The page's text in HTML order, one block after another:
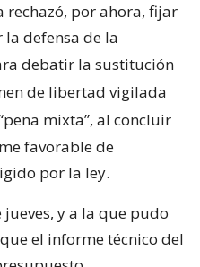
rechazó, por ahora, fijar
defensa de la
debatir la sustitución
de libertad vigilada
mixta”, al concluir
favorable de
por la ley.
y a la que pudo
el informe técnico del